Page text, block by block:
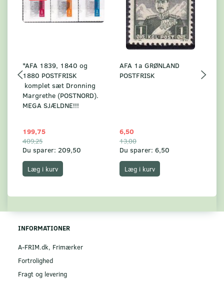
*AFA 1839, 1840 og
1880 POSTFRISK
komplet sæt Dronning
Margrethe (POSTNORD).
MEGA SJÆLDNE!!!
199,75
409,25
Du sparer: 209,50
Læg i kurv
AFA 1a GRØNLAND
POSTFRISK
6,50
13,00
Du sparer: 6,50
Læg i kurv
INFORMATIONER
A-FRIM.dk, Frimærker
Fortrolighed
Fragt og levering